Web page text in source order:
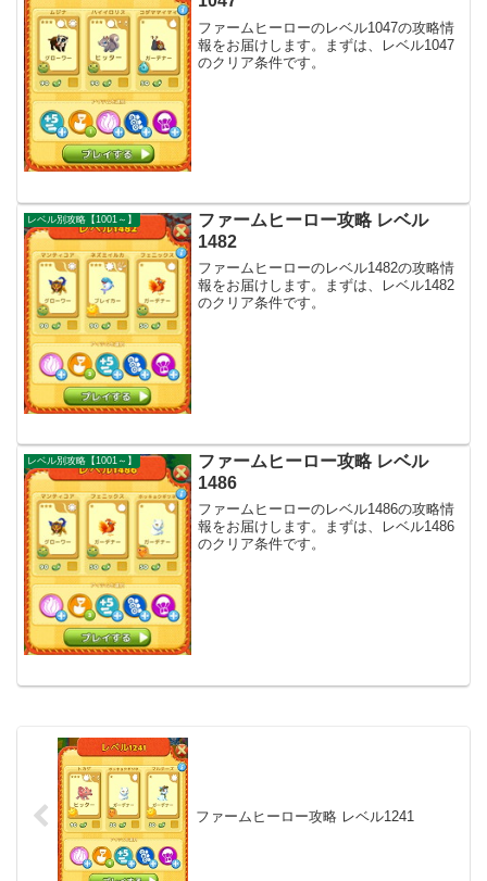
ファームヒーローのレベル1047の攻略情
報をお届けします。まずは、レベル1047
のクリア条件です。
レベル別攻略【1001～】
ファームヒーロー攻略 レベル
1482
ファームヒーローのレベル1482の攻略情
報をお届けします。まずは、レベル1482
のクリア条件です。
レベル別攻略【1001～】
ファームヒーロー攻略 レベル
1486
ファームヒーローのレベル1486の攻略情
報をお届けします。まずは、レベル1486
のクリア条件です。
ファームヒーロー攻略 レベル1241